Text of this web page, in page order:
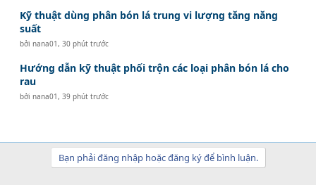
Kỹ thuật dùng phân bón lá trung vi lượng tăng năng
suất
bởinana01,30 phút trước
Hướng dẫn kỹ thuật phối trộn các loại phân bón lá cho
rau
bởinana01,39 phút trước
Bạn phải đăng nhập hoặc đăng ký để bình luận.